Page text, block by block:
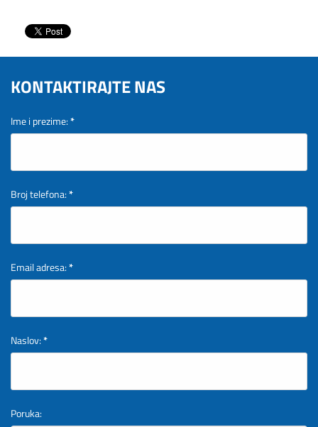
KONTAKTIRAJTE NAS
Ime i prezime:*
Broj telefona:*
Email adresa:*
Naslov:*
Poruka: